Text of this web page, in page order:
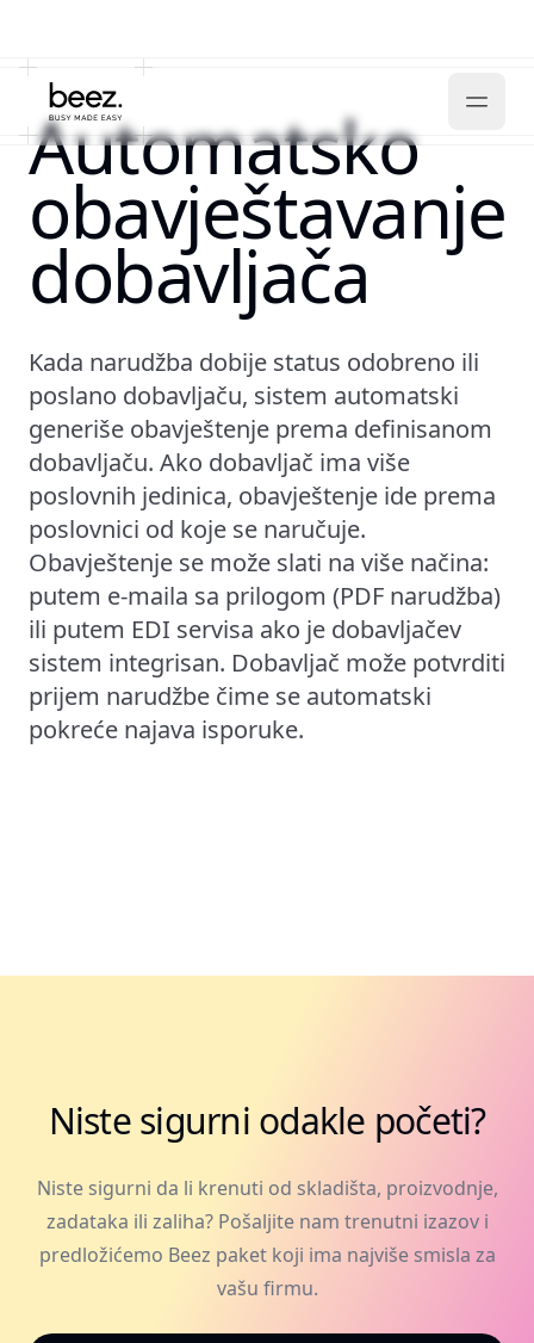
Automatsko
obavještavanje
dobavljača
Kada narudžba dobije status odobreno ili
poslano dobavljaču, sistem automatski
generiše obavještenje prema definisanom
dobavljaču. Ako dobavljač ima više
poslovnih jedinica, obavještenje ide prema
poslovnici od koje se naručuje.
Obavještenje se može slati na više načina:
putem e-maila sa prilogom (PDF narudžba)
ili putem EDI servisa ako je dobavljačev
sistem integrisan. Dobavljač može potvrditi
prijem narudžbe čime se automatski
pokreće najava isporuke.
Niste sigurni odakle početi?
Niste sigurni da li krenuti od skladišta, proizvodnje,
zadataka ili zaliha? Pošaljite nam trenutni izazov i
predložićemo Beez paket koji ima najviše smisla za
vašu firmu.